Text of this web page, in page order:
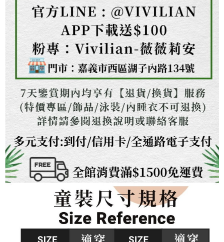
５．嚴禁一人註冊多個帳號或使用他人資訊註冊。若發現惡意使用之情形，
恩沛科技股份有限公司將有權停止該用戶之使用額度並採取法律行動。